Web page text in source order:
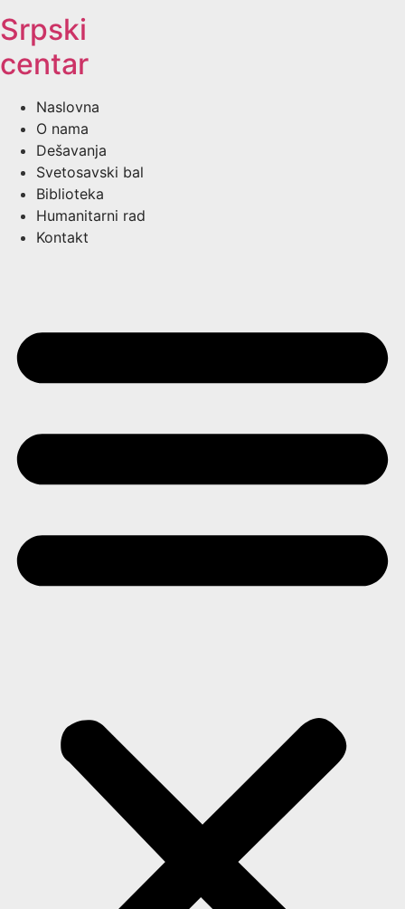
Srpski
centar
Naslovna
O nama
Dešavanja
Svetosavski bal
Biblioteka
Humanitarni rad
Kontakt